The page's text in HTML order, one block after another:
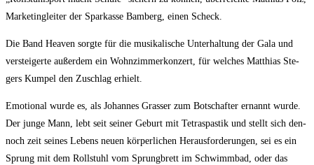
Mar­ke­ting­lei­ter der Spar­kas­se Bam­berg, einen Scheck.
Die Band Hea­ven sorg­te für die musi­ka­li­sche Unter­hal­tung der Gala und
ver­stei­ger­te außer­dem ein Wohn­zim­mer­kon­zert, für wel­ches Mat­thi­as Ste­
gers Kum­pel den Zuschlag erhielt.
Emo­tio­nal wur­de es, als Johan­nes Gras­ser zum Bot­schaf­ter ernannt wur­de.
Der jun­ge Mann, lebt seit sei­ner Geburt mit Tetras­pas­tik und stellt sich den­
noch zeit sei­nes Lebens neu­en kör­per­li­chen Her­aus­for­de­run­gen, sei es ein
Sprung mit dem Roll­stuhl vom Sprung­brett im Schwimm­bad, oder das